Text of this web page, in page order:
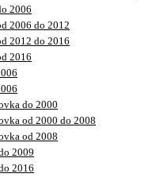
2006
2006 do 2012
2012 do 2016
2016
do 2000
od 2000 do 2008
od 2008
2009
2016